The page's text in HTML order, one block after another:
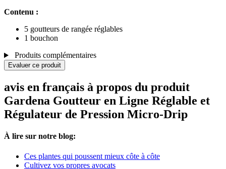
Contenu :
5 goutteurs de rangée réglables
1 bouchon
Produits complémentaires
Evaluer ce produit
avis en français à propos du produit
Gardena Goutteur en Ligne Réglable et
Régulateur de Pression Micro-Drip
À lire sur notre blog:
Ces plantes qui poussent mieux côte à côte
Cultivez vos propres avocats